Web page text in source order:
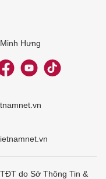
Hưng
do Sở Thông Tin &